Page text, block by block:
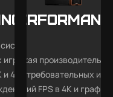
—
4K,
и
Высокая
для требовательных игр
высокий FPS в 4K и